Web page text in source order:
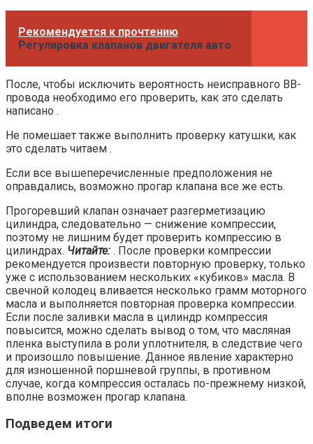
Рекомендуется к прочтению
Регулировка клапанов двигателя авто
После, чтобы исключить вероятность неисправного ВВ-
провода необходимо его проверить, как это сделать
написано .
Не помешает также выполнить проверку катушки, как
это сделать читаем .
Если все вышеперечисленные предположения не
оправдались, возможно прогар клапана все же есть.
Прогоревший клапан означает разгерметизацию
цилиндра, следовательно — снижение компрессии,
поэтому не лишним будет проверить компрессию в
цилиндрах. Читайте: . После проверки компрессии
рекомендуется произвести повторную проверку, только
уже с использованием нескольких «кубиков» масла. В
свечной колодец вливается несколько грамм моторного
масла и выполняется повторная проверка компрессии.
Если после заливки масла в цилиндр компрессия
повысится, можно сделать вывод о том, что масляная
пленка выступила в роли уплотнителя, в следствие чего
и произошло повышение. Данное явление характерно
для изношенной поршневой группы, в противном
случае, когда компрессия осталась по-прежнему низкой,
вполне возможен прогар клапана.
Подведем итоги